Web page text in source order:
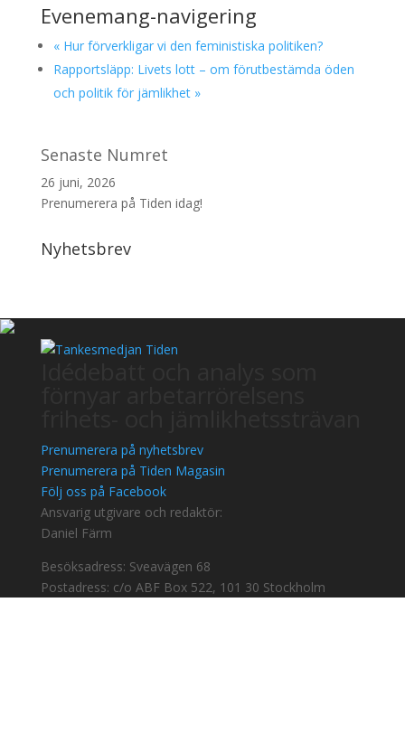
Evenemang-navigering
«Hur förverkligar vi den feministiska politiken?
Rapportsläpp: Livets lott – om förutbestämda öden
och politik för jämlikhet »
Senaste Numret
26 juni, 2026
Prenumerera på Tiden idag!
Nyhetsbrev
Prenumerera på nyhetsbrev
Prenumerera på Tiden Magasin
Följ oss på Facebook
Ansvarig utgivare och redaktör:
Daniel Färm
Besöksadress: Sveavägen 68
Postadress: c/o ABF Box 522, 101 30 Stockholm